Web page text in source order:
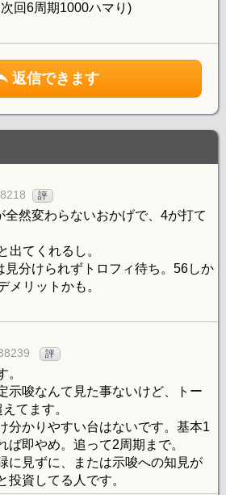
回6周期1000ハマり)
返信できます
評
然変わらないおかげで、4が打て
出てくれるし。
見分けられずトロフィ待ち。56しか
メリットかも。
評
。
示唆なんて見た事ないけど、トー
てます。
分かりやすい台はないです。基本1
ば即やめ。追って2周期まで。
に見ずに、または示唆への知見が
投資してる人です。